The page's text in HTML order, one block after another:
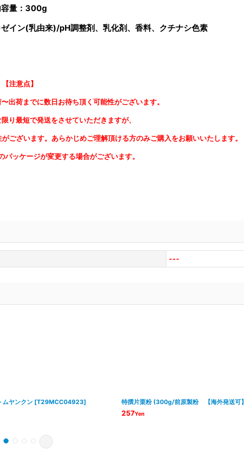
容量：300g
イン(乳由来)/pH調整剤、乳化剤、香料、クチナシ色素
【注意点】
出荷までに数日お待ち頂く可能性がございます。
り最短で発送をさせていただきますが、
ございます。あらかじめご理解頂ける方のみご購入をお願いいたします。
ッケージが変更する場合がございます。
---
ムヤンクン [T29MCC04923] 特撰片栗粉 (300g/前原製粉 【海外発送可】
257Yen